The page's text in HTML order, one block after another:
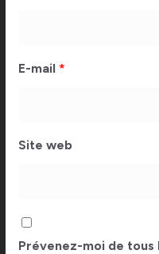
E-mail *
Site web
Prévenez-moi de tous